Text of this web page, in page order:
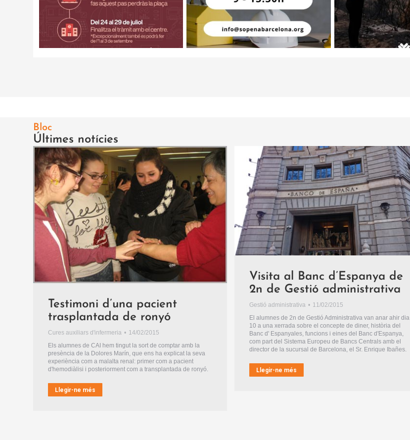
Bloc
Últimes notícies
Testimoni d’una pacient
trasplantada de ronyó
Cures auxiliars d'infermeria
14/02/2015
Els alumnes de CAI hem tingut la sort de comptar amb la
presència de la Dolores Marín, que ens ha explicat la seva
experiència com a malalta renal: primer com a pacient
d'hemodiàlisi i posteriorment com a transplantada de ronyó.
Llegir-ne més
Visita al Banc d’Espanya de
2n de Gestió administrativa
Gestió administrativa
11/02/2015
El alumnes de 2n de Gestió Administrativa van anar ahir dia
10 a una xerrada sobre el concepte de diner, història del
Banc d' Espanyales, funcions i eines del Banc d'Espanya,
com part del Sistema Europeu de Bancs Centrals amb el
director de la sucursal de Barcelona, el Sr. Enrique Ibañes.
Llegir-ne més